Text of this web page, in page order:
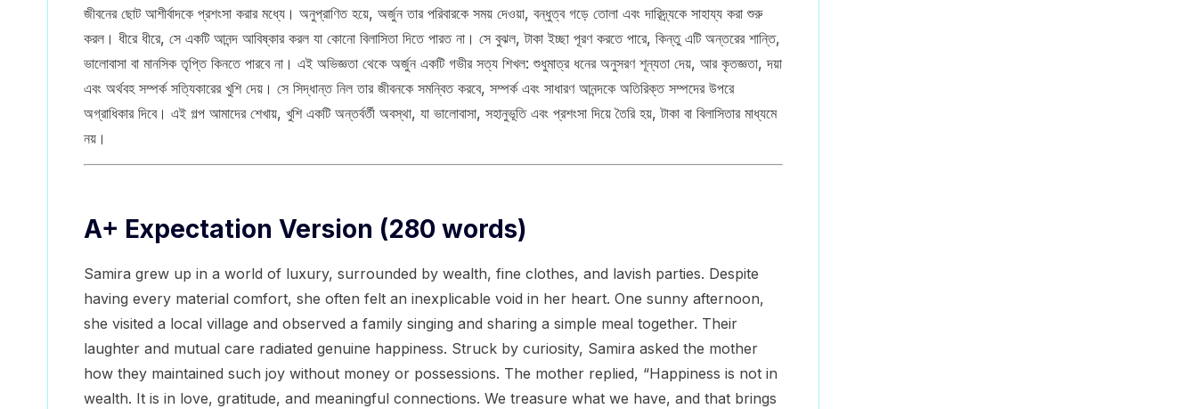
জীবনের ছোট আশীর্বাদকে প্রশংসা করার মধ্যে। অনুপ্রাণিত হয়ে, অর্জুন তার পরিবারকে সময় দেওয়া, বন্ধুত্ব গড়ে তোলা এবং দারিদ্র্যকে সাহায্য করা শুরু
করল। ধীরে ধীরে, সে একটি আনন্দ আবিষ্কার করল যা কোনো বিলাসিতা দিতে পারত না। সে বুঝল, টাকা ইচ্ছা পূরণ করতে পারে, কিন্তু এটি অন্তরের শান্তি,
ভালোবাসা বা মানসিক তৃপ্তি কিনতে পারবে না। এই অভিজ্ঞতা থেকে অর্জুন একটি গভীর সত্য শিখল: শুধুমাত্র ধনের অনুসরণ শূন্যতা দেয়, আর কৃতজ্ঞতা, দয়া
এবং অর্থবহ সম্পর্ক সত্যিকারের খুশি দেয়। সে সিদ্ধান্ত নিল তার জীবনকে সমন্বিত করবে, সম্পর্ক এবং সাধারণ আনন্দকে অতিরিক্ত সম্পদের উপরে
অগ্রাধিকার দিবে। এই গল্প আমাদের শেখায়, খুশি একটি অন্তর্বর্তী অবস্থা, যা ভালোবাসা, সহানুভূতি এবং প্রশংসা দিয়ে তৈরি হয়, টাকা বা বিলাসিতার মাধ্যমে
নয়।
A+ Expectation Version (280 words)
Samira grew up in a world of luxury, surrounded by wealth, fine clothes, and lavish parties. Despite
having every material comfort, she often felt an inexplicable void in her heart. One sunny afternoon,
she visited a local village and observed a family singing and sharing a simple meal together. Their
laughter and mutual care radiated genuine happiness. Struck by curiosity, Samira asked the mother
how they maintained such joy without money or possessions. The mother replied, “Happiness is not in
wealth. It is in love, gratitude, and meaningful connections. We treasure what we have, and that brings